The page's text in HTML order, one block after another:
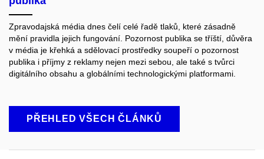
Zpravodajská média dnes čelí celé řadě tlaků, které zásadně
mění pravidla jejich fungování. Pozornost publika se tříští, důvěra
v média je křehká a sdělovací prostředky soupeří o pozornost
publika i příjmy z reklamy nejen mezi sebou, ale také s tvůrci
digitálního obsahu a globálními technologickými platformami.
PŘEHLED VŠECH ČLÁNKŮ